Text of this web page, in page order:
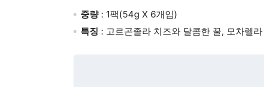
중량: 1팩(54g X 6개입)
특징 : 고르곤졸라 치즈와 달콤한 꿀, 모차렐